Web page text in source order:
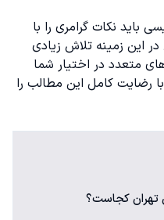
باید نکات گرامری را با
این زمینه تلاش زیادی
متعدد در اختیار شما
رضایت کامل این مطالب را
تهرانکجاست؟